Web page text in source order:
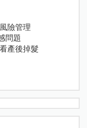
險管理
問題
產後掉髮